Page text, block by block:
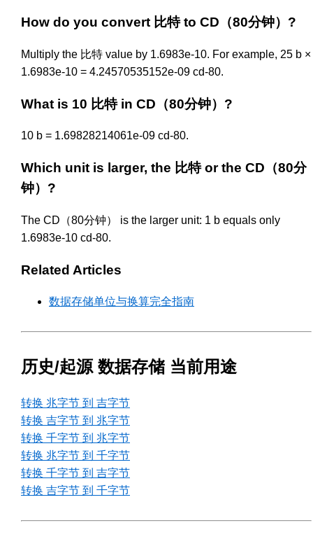
How do you convert 比特 to CD（80分钟）?
Multiply the 比特 value by 1.6983e-10. For example, 25 b ×
1.6983e-10 = 4.24570535152e-09 cd-80.
What is 10 比特 in CD（80分钟）?
10 b = 1.69828214061e-09 cd-80.
Which unit is larger, the 比特 or the CD（80分
钟）?
The CD（80分钟） is the larger unit: 1 b equals only
1.6983e-10 cd-80.
Related Articles
数据存储单位与换算完全指南
历史/起源 数据存储 当前用途
转换 兆字节 到 吉字节
转换 吉字节 到 兆字节
转换 千字节 到 兆字节
转换 兆字节 到 千字节
转换 千字节 到 吉字节
转换 吉字节 到 千字节